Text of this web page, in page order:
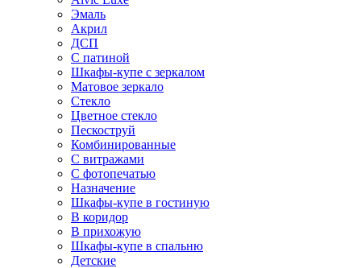
Эмаль
Акрил
ДСП
С патиной
Шкафы-купе с зеркалом
Матовое зеркало
Стекло
Цветное стекло
Пескоструй
Комбинированные
С витражами
С фотопечатью
Назначение
Шкафы-купе в гостиную
В коридор
В прихожую
Шкафы-купе в спальню
Детские